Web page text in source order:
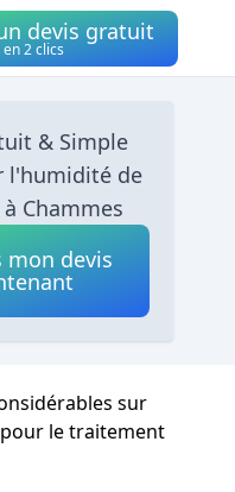
devis gratuit
en 2 clics
& Simple
l'humidité de
Chammes
mon devis
sur
le traitement